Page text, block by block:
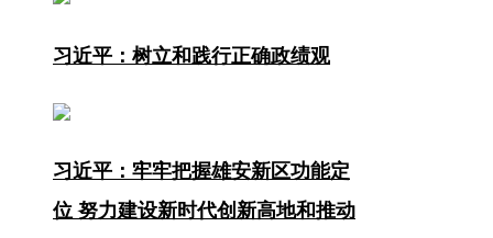
习近平：树立和践行正确政绩观
习近平：牢牢把握雄安新区功能定
位 努力建设新时代创新高地和推动